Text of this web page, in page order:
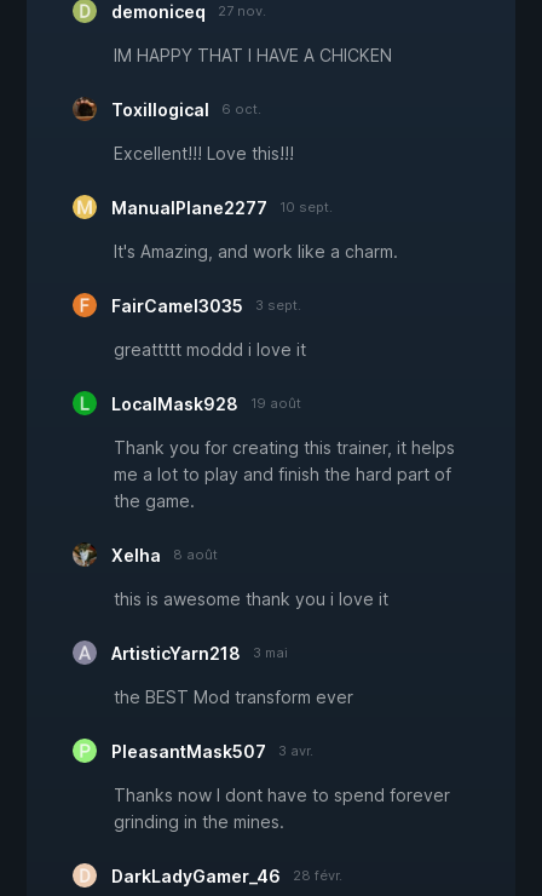
demoniceq 27 nov.
IM HAPPY THAT I HAVE A CHICKEN
Toxillogical 6 oct.
Excellent!!! Love this!!!
ManualPlane2277 10 sept.
It's Amazing, and work like a charm.
FairCamel3035 3 sept.
greattttt moddd i love it
LocalMask928 19 août
Thank you for creating this trainer, it helps
me a lot to play and finish the hard part of
the game.
Xelha 8 août
this is awesome thank you i love it
ArtisticYarn218 3 mai
the BEST Mod transform ever
PleasantMask507 3 avr.
Thanks now I dont have to spend forever
grinding in the mines.
DarkLadyGamer_46 28 févr.